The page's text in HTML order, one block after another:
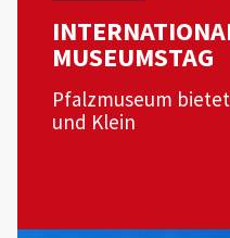
MUSEUMSTAG
Pfalzmuseum
und Klein